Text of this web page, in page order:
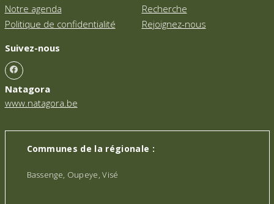
Notre agenda
Politique de confidentialité
Recherche
Rejoignez-nous
Suivez-nous
Natagora
www.natagora.be
Communes de la régionale :
Bassenge, Oupeye, Visé